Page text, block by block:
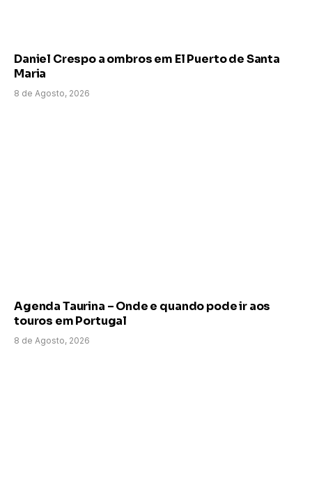
Daniel Crespo a ombros em El Puerto de Santa
Maria
8 de Agosto, 2026
Agenda Taurina – Onde e quando pode ir aos
touros em Portugal
8 de Agosto, 2026